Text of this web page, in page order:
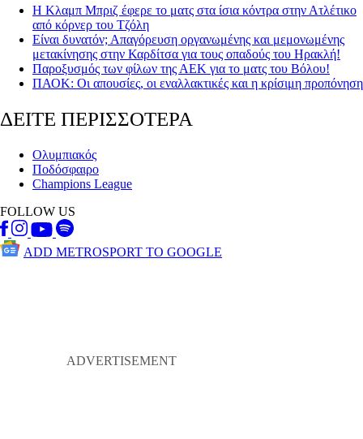
Η Κλαμπ Μπριζ έφερε το ματς στα ίσια κόντρα στην Ατλέτικο
από κόρνερ του Τζόλη
Είναι δυνατόν; Απαγόρευση οργανωμένης και μεμονωμένης
μετακίνησης στην Καρδίτσα για τους οπαδούς του Ηρακλή!
Παροξυσμός των φίλων της ΑΕΚ για το ματς του Βόλου!
ΠΑΟΚ: Οι απουσίες, οι εναλλακτικές και η κρίσιμη προπόνηση
ΔΕΙΤΕ ΠΕΡΙΣΣΟΤΕΡΑ
Ολυμπιακός
Ποδόσφαιρο
Champions League
FOLLOW US
ADD METROSPORT TO GOOGLE